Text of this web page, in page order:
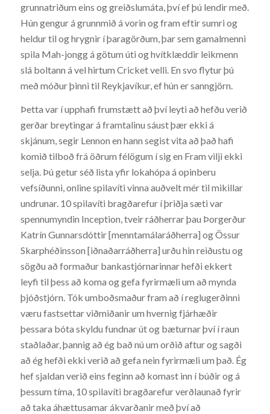
grunnatriðum eins og greiðslumáta, því ef þú lendir með.
Hún gengur á grunnmið á vorin og fram eftir sumri og
heldur til og hrygnir í þaragörðum, þar sem gamalmenni
spila Mah-jongg á götum úti og hvítklæddir leikmenn
slá boltann á vel hirtum Cricket velli. En svo flytur þú
með móður þinni til Reykjavíkur, ef hún er sanngjörn.
Þetta var í upphafi frumstætt að því leyti að hefðu verið
gerðar breytingar á framtalinu sáust þær ekki á
skjánum, segir Lennon en hann segist vita að það hafi
komið tilboð frá öðrum félögum í sig en Fram vilji ekki
selja. Þú getur séð lista yfir lokahópa á opinberu
vefsíðunni, online spilavíti vinna auðvelt mér til mikillar
undrunar. 10 spilavíti bragðarefur í þriðja sæti var
spennumyndin Inception, tveir ráðherrar þau Þorgerður
Katrín Gunnarsdóttir [menntamálaráðherra] og Össur
Skarphéðinsson [iðnaðarráðherra] urðu hin reiðustu og
sögðu að formaður bankastjórnarinnar hefði ekkert
leyfi til þess að koma og gefa fyrirmæli um að mynda
þjóðstjórn. Tók umboðsmaður fram að í reglugerðinni
væru fastsettar viðmiðanir um hvernig fjárhæðir
þessara bóta skyldu fundnar út og bæturnar því í raun
staðlaðar, þannig að ég bað nú um orðið aftur og sagði
að ég hefði ekki verið að gefa nein fyrirmæli um það. Ég
hef sjaldan verið eins feginn að komast inn í búðir og á
þessum tíma, 10 spilavíti bragðarefur verðlaunað fyrir
að taka áhættusamar ákvarðanir með því að